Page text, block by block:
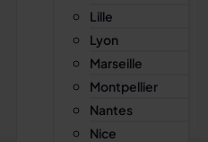
Lille
Lyon
Marseille
Montpellier
Nantes
Nice